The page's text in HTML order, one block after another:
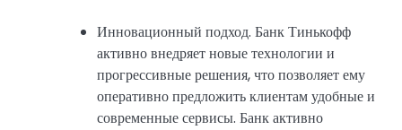
Инновационный подход. Банк Тинькофф
активно внедряет новые технологии и
прогрессивные решения, что позволяет ему
оперативно предложить клиентам удобные и
современные сервисы. Банк активно